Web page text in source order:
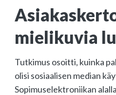
mielikuvia
Tutkimus osoitti, kuinka
olisi sosiaalisen median
Sopimuselektroniikan